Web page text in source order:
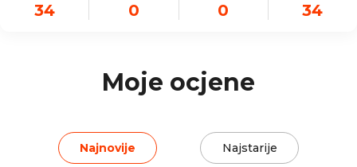
34 0 0 34
Moje ocjene
Najnovije Najstarije